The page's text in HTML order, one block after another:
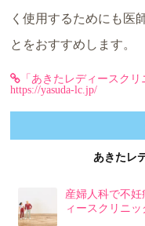
く使用するためにも医
とをおすすめします。
「あきたレディースク
https://yasuda-lc.jp/
あきたレ
産婦人科で不
ィースクリニッ